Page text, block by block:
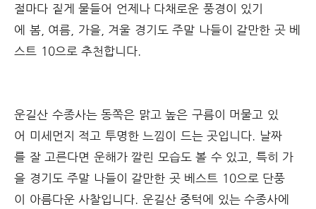
절마다 짙게 물들어 언제나 다채로운 풍경이 있기
에 봄, 여름, 가을, 겨울 경기도 주말 나들이 갈만한 곳 베
스트 10으로 추천합니다.
운길산 수종사는 동쪽은 맑고 높은 구름이 머물고 있
어 미세먼지 적고 투명한 느낌이 드는 곳입니다. 날짜
를 잘 고른다면 운해가 깔린 모습도 볼 수 있고, 특히 가
을 경기도 주말 나들이 갈만한 곳 베스트 10으로 단풍
이 아름다운 사찰입니다. 운길산 중턱에 있는 수종사에